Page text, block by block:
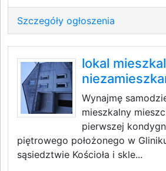
Szczegóły ogłoszenia
lokal
Wynajmę
mieszkalny
pierwszej
piętrowego położonego w
sąsiedztwie Kościoła i skle...